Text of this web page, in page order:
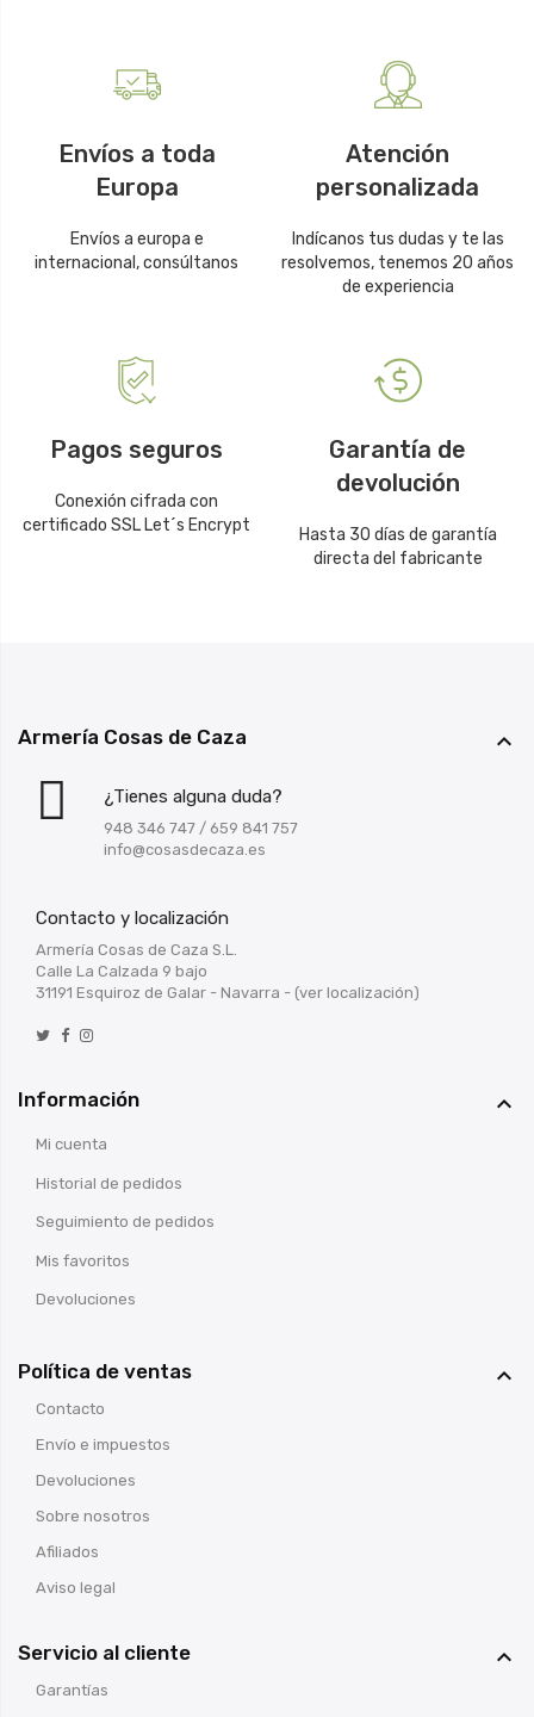
Envíos a toda
Europa
Envíos a europa e
internacional, consúltanos
Atención
personalizada
Indícanos tus dudas y te las
resolvemos, tenemos 20 años
de experiencia
Pagos seguros
Conexión cifrada con
certificado SSL Let´s Encrypt
Garantía de
devolución
Hasta 30 días de garantía
directa del fabricante
Armería Cosas de Caza 
¿Tienes alguna duda?
948 346 747 / 659 841 757
info@cosasdecaza.es
Contacto y localización
Armería Cosas de Caza S.L.
Calle La Calzada 9 bajo
31191 Esquiroz de Galar - Navarra - (ver localización)
Información 
Mi cuenta
Historial de pedidos
Seguimiento de pedidos
Mis favoritos
Devoluciones
Política de ventas 
Contacto
Envío e impuestos
Devoluciones
Sobre nosotros
Afiliados
Aviso legal
Servicio al cliente 
Garantías